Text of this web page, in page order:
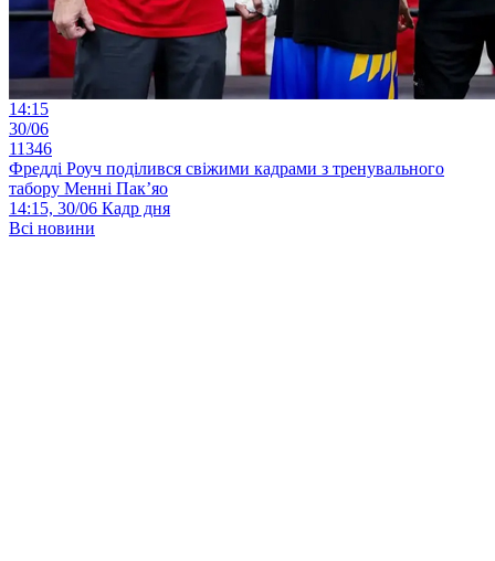
14:15
30/06
11346
Фредді Роуч поділився свіжими кадрами з тренувального
табору Менні Пак’яо
14:15, 30/06 Кадр дня
Всі новини